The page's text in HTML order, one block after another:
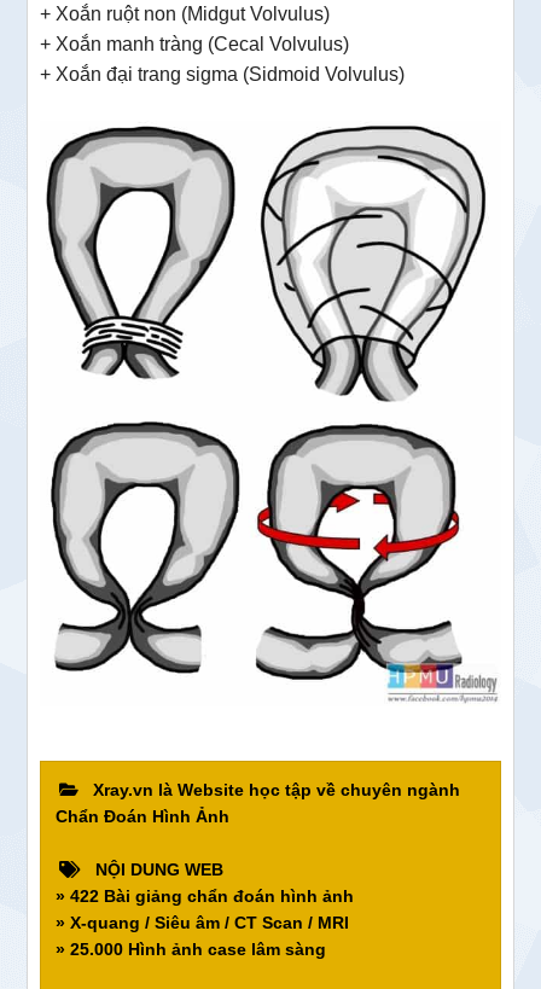
+ Xoắn ruột non (Midgut Volvulus)
+ Xoắn manh tràng (Cecal Volvulus)
+ Xoắn đại trang sigma (Sidmoid Volvulus)
Xray.vn là Website học tập về chuyên ngành
Chẩn Đoán Hình Ảnh
NỘI DUNG WEB
» 422 Bài giảng chẩn đoán hình ảnh
» X-quang / Siêu âm / CT Scan / MRI
» 25.000 Hình ảnh case lâm sàng